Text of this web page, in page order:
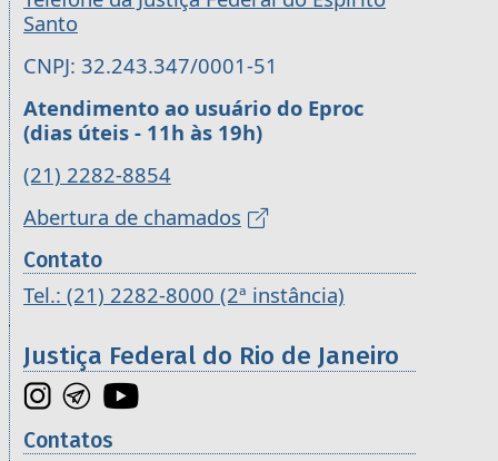
Santo
CNPJ: 32.243.347/0001-51
Atendimento ao usuário do Eproc
(dias úteis - 11h às 19h)
(21) 2282-8854
Abertura de chamados
Contato
Tel.: (21) 2282-8000 (2ª instância)
Justiça Federal do Rio de Janeiro
Contatos